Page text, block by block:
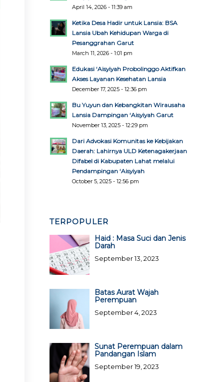
April 14, 2026 - 11:39 am
Ketika Desa Hadir untuk Lansia: BSA
Lansia Ubah Kehidupan Warga di
Pesanggrahan Garut
March 11, 2026 - 1:01 pm
Edukasi ‘Aisyiyah Probolinggo Aktifkan
Akses Layanan Kesehatan Lansia
December 17, 2025 - 12:36 pm
Bu Yuyun dan Kebangkitan Wirausaha
Lansia Dampingan ‘Aisyiyah Garut
November 13, 2025 - 12:29 pm
Dari Advokasi Komunitas ke Kebijakan
Daerah: Lahirnya ULD Ketenagakerjaan
Difabel di Kabupaten Lahat melalui
Pendampingan ‘Aisyiyah
October 5, 2025 - 12:56 pm
TERPOPULER
Haid : Masa Suci dan Jenis
Darah
September 13, 2023
Batas Aurat Wajah
Perempuan
September 4, 2023
Sunat Perempuan dalam
Pandangan Islam
September 19, 2023